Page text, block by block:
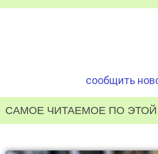
сообщить
САМОЕ ЧИТАЕМОЕ ПО ЭТОЙ